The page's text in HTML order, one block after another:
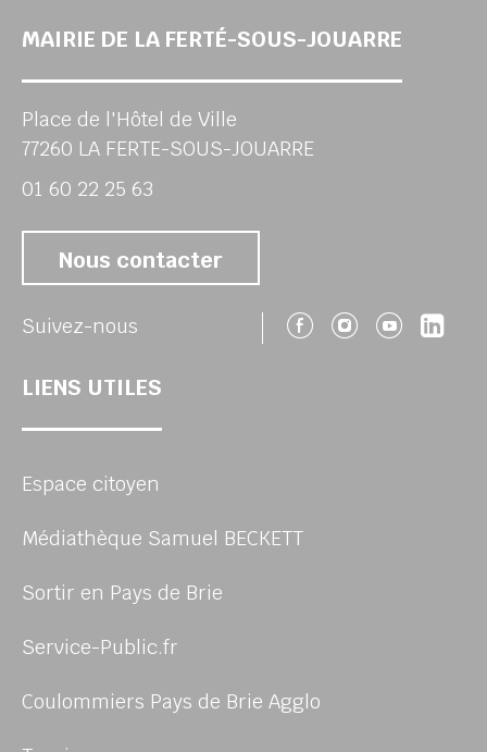
MAIRIE DE LA FERTÉ-SOUS-JOUARRE
Place de l'Hôtel de Ville
77260 LA FERTE-SOUS-JOUARRE
01 60 22 25 63
Nous contacter
Suivez-nous Suivez-nous
Suivez-
LIENS UTILES
Espace citoyen
Médiathèque Samuel BECKETT
Sortir en Pays de Brie
Service-Public.fr
Coulommiers Pays de Brie Agglo